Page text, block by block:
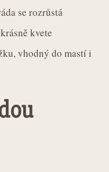
se rozrůstá
kvete
vhodný do mastí i